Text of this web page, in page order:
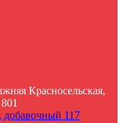
Красносельская,
добавочный 117